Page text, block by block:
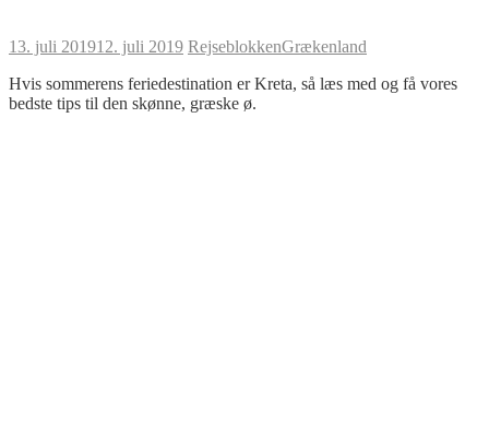
13. juli 201912. juli 2019 RejseblokkenGrækenland
Hvis sommerens feriedestination er Kreta, så læs med og få vores
bedste tips til den skønne, græske ø.